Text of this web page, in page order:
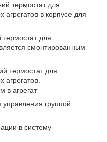
термостат для
агрегатов в корпусе для
термостат для
смонтированным
термостат для
агрегатов.
в агрегат
группой
в систему